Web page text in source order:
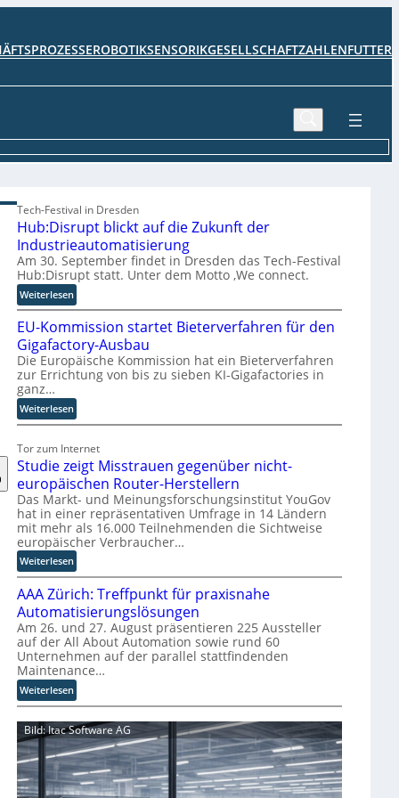
ROBOTIKSENSORIKGESELLSCHAFTZAHLENFUTTER
Tech-Festival in Dresden
Hub:Disrupt blickt auf die Zukunft der
Industrieautomatisierung
Am 30. September findet in Dresden das Tech-Festival
Hub:Disrupt statt. Unter dem Motto ‚We connect.
Weiterlesen:
H
u
b
:
D
r
p
t
b
l
i
c
k
t
a
u
f
d
i
e
Z
u
k
u
n
f
t
d
EU-Kommission startet Bieterverfahren für den
Gigafactory-Ausbau
Die Europäische Kommission hat ein Bieterverfahren
zur Errichtung von bis zu sieben KI-Gigafactories in
ganz…
Weiterlesen:
E
-
K
o
m
m
i
s
s
o
n
s
t
a
r
t
t
i
e
t
Tor zum Internet
Studie zeigt Misstrauen gegenüber nicht-
europäischen Router-Herstellern
Das Markt- und Meinungsforschungsinstitut YouGov
hat in einer repräsentativen Umfrage in 14 Ländern
mit mehr als 16.000 Teilnehmenden die Sichtweise
europäischer Verbraucher…
Weiterlesen:
S
t
u
d
i
e
z
e
i
g
t
M
i
s
AAA Zürich: Treffpunkt für praxisnahe
Automatisierungslösungen
Am 26. und 27. August präsentieren 225 Aussteller
auf der All About Automation sowie rund 60
Unternehmen auf der parallel stattfindenden
Maintenance…
Weiterlesen:
A
A
A
Z
ü
r
Bild: Itac Software AG